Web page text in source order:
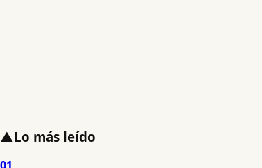
▲Lo más leído